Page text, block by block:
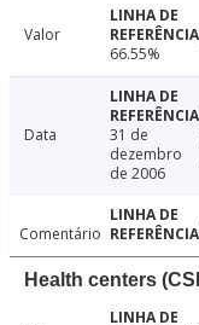
Valor
66.55%
Data
31 de
dezembro
de 2006
Comentário
Health centers